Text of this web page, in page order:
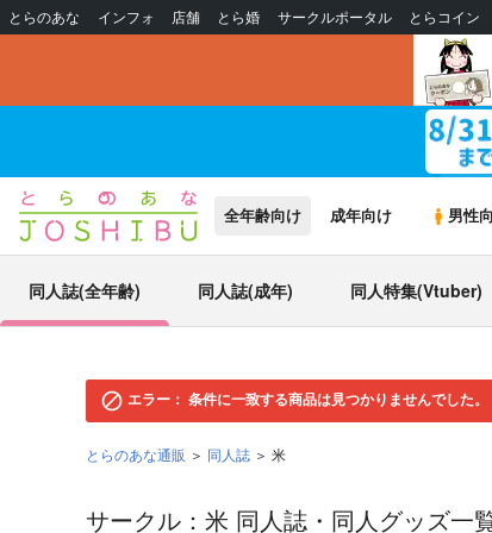
とらのあな インフォ 店舗 とら婚 サークルポータル とらコイン
全年齢向け 成年向け 男性
同人誌(全年齢) 同人誌(成年) 同人特集(Vtuber)
エラー： 条件に一致する商品は見つかりませんでした。
とらのあな通販 同人誌 米
サークル：米 同人誌・同人グッズ一